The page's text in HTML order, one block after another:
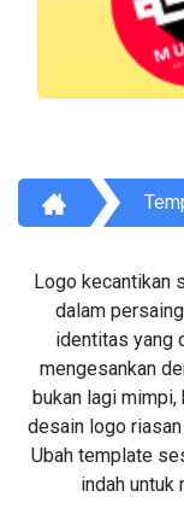
Logo kecantikan
dalam
identitas yang
mengesankan
bukan lagi mimpi,
desain logo
Ubah template
indah untuk